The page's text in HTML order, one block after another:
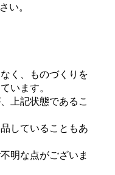
い。
く、ものづくりを
います。
上記状態であるこ
していることもあ
明な点がございま